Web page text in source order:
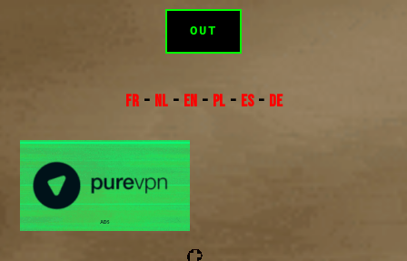
OUT
FR– NL– EN – PL– ES– DE